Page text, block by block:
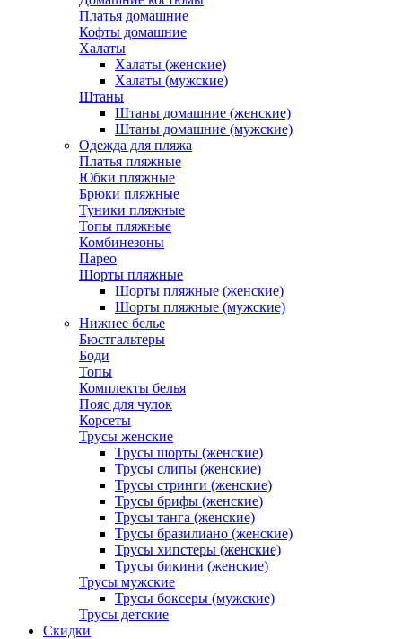
Платья домашние
Кофты домашние
Халаты
Халаты (женские)
Халаты (мужские)
Штаны
Штаны домашние (женские)
Штаны домашние (мужские)
Одежда для пляжа
Платья пляжные
Юбки пляжные
Брюки пляжные
Туники пляжные
Топы пляжные
Комбинезоны
Парео
Шорты пляжные
Шорты пляжные (женские)
Шорты пляжные (мужские)
Нижнее белье
Бюстгальтеры
Боди
Топы
Комплекты белья
Пояс для чулок
Корсеты
Трусы женские
Трусы шорты (женские)
Трусы слипы (женские)
Трусы стринги (женские)
Трусы брифы (женские)
Трусы танга (женские)
Трусы бразилиано (женские)
Трусы хипстеры (женские)
Трусы бикини (женские)
Трусы мужские
Трусы боксеры (мужские)
Трусы детские
Скидки